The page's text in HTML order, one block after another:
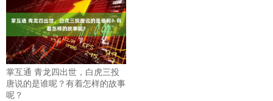
掌互通 青龙四出世，白虎三投
唐说的是谁呢？有着怎样的故事
呢？